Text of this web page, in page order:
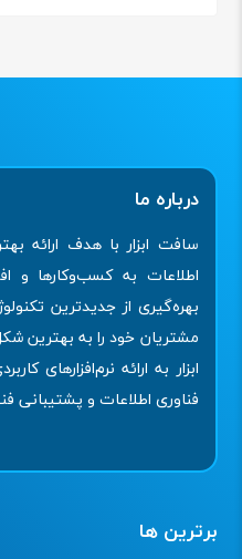
درباره ما
سافت ابزار با هدف ارائه
اطلاعات به کسب‌وکارها و
بهره‌گیری از جدیدترین
مشتریان خود را به بهترین
ابزار به ارائه نرم‌افزارهای
فناوری اطلاعات و پشتیبانی
برترین ها